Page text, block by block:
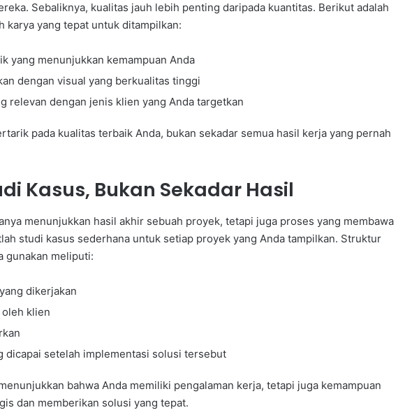
Sebaliknya, kualitas jauh lebih penting daripada kuantitas. Berikut adalah
karya yang tepat untuk ditampilkan:
yang menunjukkan kemampuan Anda
dengan visual yang berkualitas tinggi
relevan dengan jenis klien yang Anda targetkan
pada kualitas terbaik Anda, bukan sekadar semua hasil kerja yang pernah
Kasus, Bukan Sekadar Hasil
menunjukkan hasil akhir sebuah proyek, tetapi juga proses yang membawa
studi kasus sederhana untuk setiap proyek yang Anda tampilkan. Struktur
gunakan meliputi:
dikerjakan
oleh klien
dicapai setelah implementasi solusi tersebut
bahwa Anda memiliki pengalaman kerja, tetapi juga kemampuan
dan memberikan solusi yang tepat.